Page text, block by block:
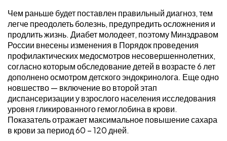
Чем раньше будет поставлен правильный диагноз, тем
легче преодолеть болезнь, предупредить осложнения и
продлить жизнь. Диабет молодеет, поэтому Минздравом
России внесены изменения в Порядок проведения
профилактических медосмотров несовершеннолетних,
согласно которым обследование детей в возрасте 6 лет
дополнено осмотром детского эндокринолога. Еще одно
новшество — включение во второй этап
диспансеризации у взрослого населения исследования
уровня гликированного гемоглобина в крови.
Показатель отражает максимальное повышение сахара
в крови за период 60 – 120 дней.